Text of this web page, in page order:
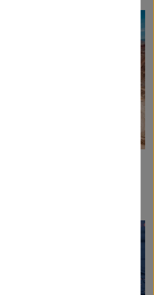
beim Material